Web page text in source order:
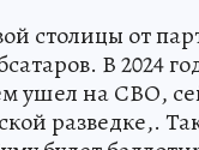
столицы от
В 2024
ушел на СВО,
разведке,.